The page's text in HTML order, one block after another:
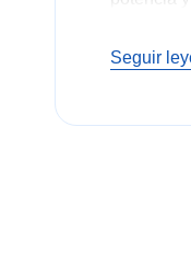
desde
Seguir